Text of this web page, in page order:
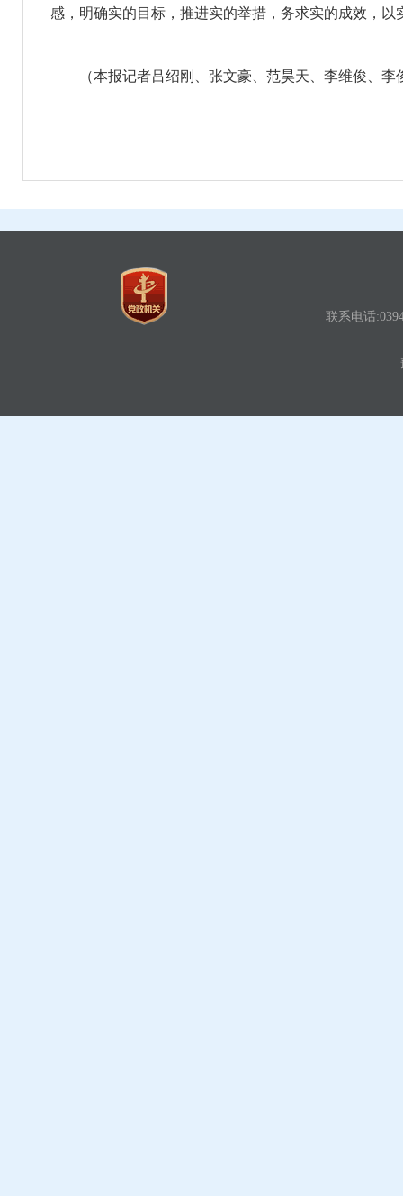
感，明确实的目标，推进实的举措，务求实的成效，
（本报记者吕绍刚、张文豪、范昊天、李维俊、李
联系电话